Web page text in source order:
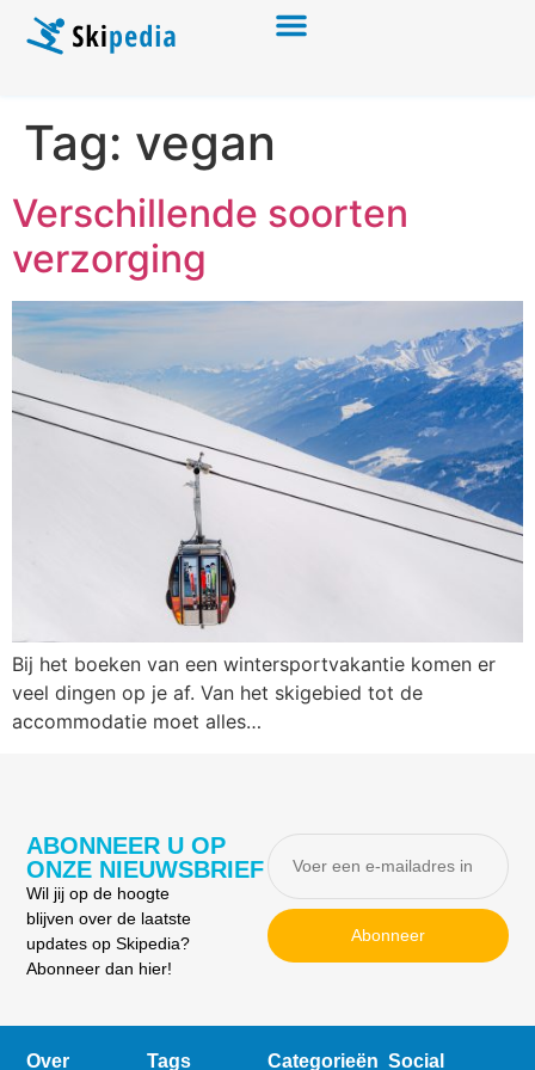
Tag: vegan
Verschillende soorten
verzorging
Bij het boeken van een wintersportvakantie komen er
veel dingen op je af. Van het skigebied tot de
accommodatie moet alles…
ABONNEER U OP
ONZE NIEUWSBRIEF
Wil jij op de hoogte
blijven over de laatste
updates op Skipedia?
Abonneer dan hier!
Abonneer
Over Tags Categorieën Social